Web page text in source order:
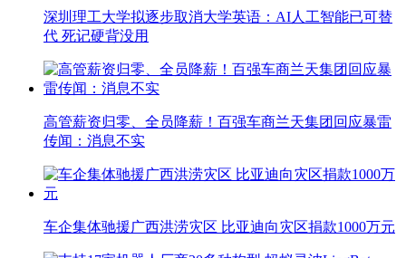
深圳理工大学拟逐步取消大学英语：AI人工智能已可替
代 死记硬背没用
高管薪资归零、全员降薪！百强车商兰天集团回应暴雷
传闻：消息不实
车企集体驰援广西洪涝灾区 比亚迪向灾区捐款1000万元